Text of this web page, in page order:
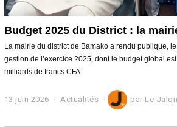
Budget 2025 du District : la
La mairie du district de Bamako a rendu publique,
gestion de l’exercice 2025, dont le budget global
milliards de francs CFA.
13 juin 2026 Actualités par Le Jalon